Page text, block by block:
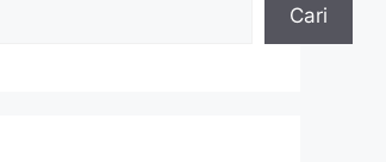
Cari